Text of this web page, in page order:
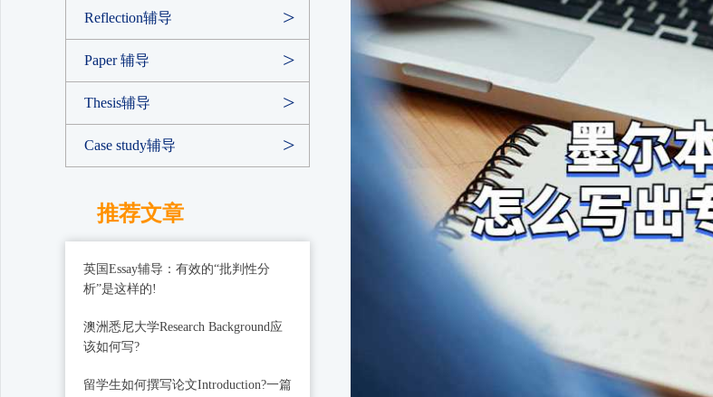
Reflection辅导
Paper 辅导
Thesis辅导
Case study辅导
推荐文章
英国Essay辅导：有效的“批判性分
析”是这样的!
澳洲悉尼大学Research Background应
该如何写?
留学生如何撰写论文Introduction?一篇